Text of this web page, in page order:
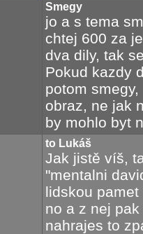
Smegy
jo a s tema
chtej 600 za
dva dily, tak
Pokud kazdy
potom
obraz, ne jak
by mohlo byt
to Lukáš
Jak jistě víš,
"mentalni
lidskou
no a z nej
nahrajes to